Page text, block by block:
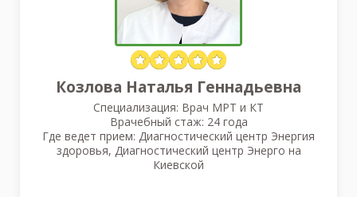
Козлова Наталья Геннадьевна
Специализация: Врач МРТ и КТ
Врачебный стаж: 24 года
Где ведет прием: Диагностический центр Энергия
здоровья, Диагностический центр Энерго на
Киевской